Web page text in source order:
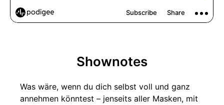
Shownotes
Was wäre, wenn du dich selbst voll und ganz
annehmen könntest – jenseits aller Masken, mit